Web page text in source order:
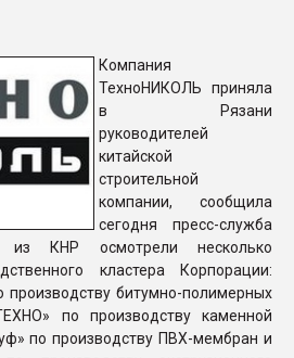
ПЕРЕЙТИ НА
Компания
ТехноНИКОЛЬ приняла
в Рязани
руководителей
китайской
строительной
компании, сообщила
сегодня пресс-служба
из КНР осмотрели несколько
кластера Корпорации:
производству битумно-полимерных
по производству каменной
по производству ПВХ-мембран и